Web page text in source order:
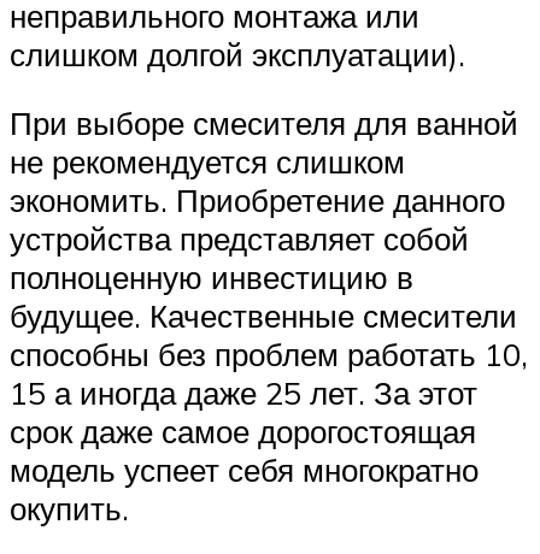
неправильного монтажа или
слишком долгой эксплуатации).
При выборе смесителя для ванной
не рекомендуется слишком
экономить. Приобретение данного
устройства представляет собой
полноценную инвестицию в
будущее. Качественные смесители
способны без проблем работать 10,
15 а иногда даже 25 лет. За этот
срок даже самое дорогостоящая
модель успеет себя многократно
окупить.